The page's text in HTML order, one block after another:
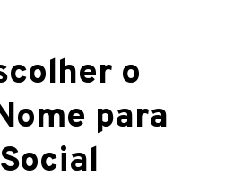
o
para